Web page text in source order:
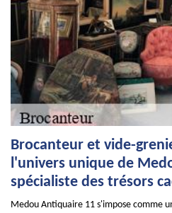
Brocanteur et vide-
l'univers unique de
spécialiste des trésors
Medou Antiquaire 11 s'impose comme